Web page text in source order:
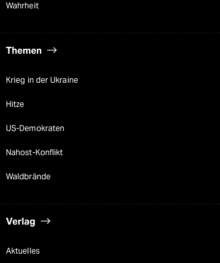
Wahrheit
Themen
Krieg in der Ukraine
Hitze
US-Demokraten
Nahost-Konflikt
Waldbrände
Verlag
Aktuelles